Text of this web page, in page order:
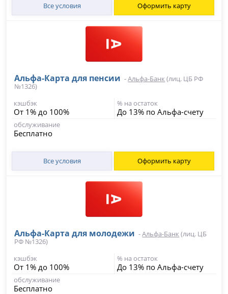
Все условия Оформить карту
Альфа-Карта для пенсии -Альфа-Банк (лиц. ЦБ РФ
№1326)
кэшбэк
От 1% до 100%
% на остаток
До 13% по Альфа-счету
обслуживание
Бесплатно
Все условия Оформить карту
Альфа-Карта для молодежи -Альфа-Банк (лиц. ЦБ
РФ №1326)
кэшбэк
От 1% до 100%
% на остаток
До 13% по Альфа-счету
обслуживание
Бесплатно